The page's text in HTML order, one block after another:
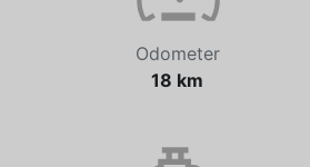
Odometer
18 km